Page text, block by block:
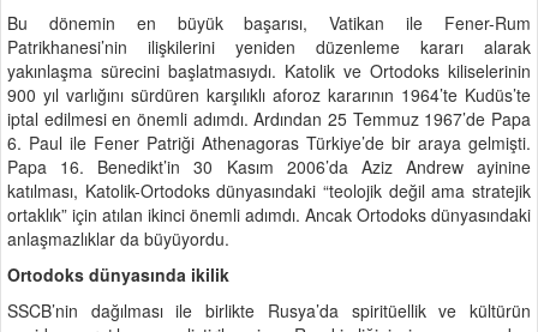
Bu dönemin en büyük başarısı, Vatikan ile Fener-Rum
Patrikhanesi’nin ilişkilerini yeniden düzenleme kararı alarak
yakınlaşma sürecini başlatmasıydı. Katolik ve Ortodoks kiliselerinin
900 yıl varlığını sürdüren karşılıklı aforoz kararının 1964’te Kudüs’te
iptal edilmesi en önemli adımdı. Ardından 25 Temmuz 1967’de Papa
6. Paul ile Fener Patriği Athenagoras Türkiye’de bir araya gelmişti.
Papa 16. Benedikt’in 30 Kasım 2006’da Aziz Andrew ayinine
katılması, Katolik-Ortodoks dünyasındaki “teolojik değil ama stratejik
ortaklık” için atılan ikinci önemli adımdı. Ancak Ortodoks dünyasındaki
anlaşmazlıklar da büyüyordu.
Ortodoks dünyasında ikilik
SSCB’nin dağılması ile birlikte Rusya’da spiritüellik ve kültürün